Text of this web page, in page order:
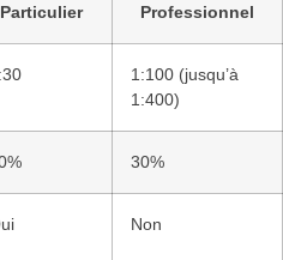
Particulier
Professionnel
1:100 (jusqu’à
1:400)
30%
Non